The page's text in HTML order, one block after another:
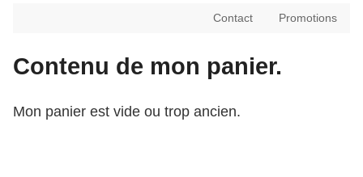
Contact Promotions
Contenu de mon panier.
Mon panier est vide ou trop ancien.